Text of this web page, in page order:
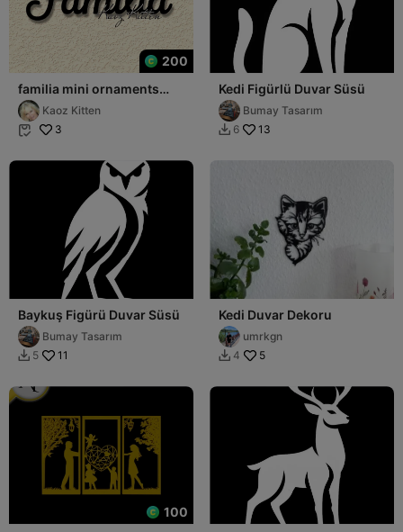
200
familia mini ornaments
spanish wall art home
decorKaoz Kitten
 3
Kedi Figürlü Duvar Süsü
Bumay Tasarım
 6 13
Baykuş Figürü Duvar Süsü
Bumay Tasarım
 5 11
Kedi Duvar Dekoru
umrkgn
 4 5
100